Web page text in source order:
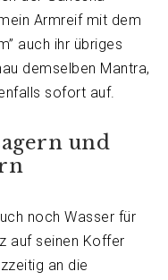
Armreif mit dem
auch ihr übriges
demselben Mantra,
sofort auf.
und
noch Wasser für
auf seinen Koffer
an die